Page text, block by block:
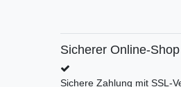
Sicherer Online-Shop
Sichere Zahlung mit SSL-